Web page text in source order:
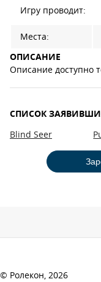
Игру проводит:
Места:
ОПИСАНИЕ
Описание доступно
СПИСОК
Blind Seer
© Ролекон, 2026